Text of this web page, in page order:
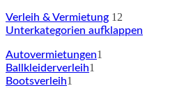
Verleih & Vermietung 12
Unterkategorien aufklappen
Autovermietungen1
Ballkleiderverleih1
Bootsverleih1